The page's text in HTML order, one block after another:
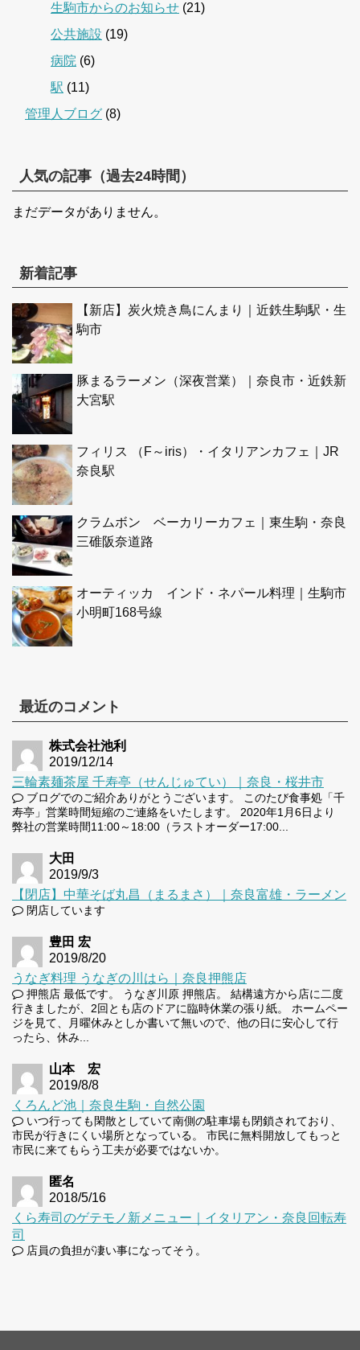
生駒市からのお知らせ (21)
公共施設 (19)
病院 (6)
駅 (11)
管理人ブログ (8)
人気の記事（過去24時間）
まだデータがありません。
新着記事
【新店】炭火焼き鳥にんまり｜近鉄生駒駅・生
駒市
豚まるラーメン（深夜営業）｜奈良市・近鉄新
大宮駅
フィリス （F～iris）・イタリアンカフェ｜JR
奈良駅
クラムボン ベーカリーカフェ｜東生駒・奈良
三碓阪奈道路
オーティッカ インド・ネパール料理｜生駒市
小明町168号線
最近のコメント
株式会社池利
2019/12/14
三輪素麺茶屋 千寿亭（せんじゅてい）｜奈良・桜井市
ブログでのご紹介ありがとうございます。 このたび食事処「千
寿亭」営業時間短縮のご連絡をいたします。 2020年1月6日より
弊社の営業時間11:00～18:00（ラストオーダー17:00...
大田
2019/9/3
【閉店】中華そば丸昌（まるまさ）｜奈良富雄・ラーメン
閉店しています
豊田 宏
2019/8/20
うなぎ料理 うなぎの川はら｜奈良押熊店
押熊店 最低です。 うなぎ川原 押熊店。 結構遠方から店に二度
行きましたが、2回とも店のドアに臨時休業の張り紙。 ホームペー
ジを見て、月曜休みとしか書いて無いので、他の日に安心して行
ったら、休み...
山本 宏
2019/8/8
くろんど池｜奈良生駒・自然公園
いつ行っても閑散としていて南側の駐車場も閉鎖されており、
市民が行きにくい場所となっている。 市民に無料開放してもっと
市民に来てもらう工夫が必要ではないか。
匿名
2018/5/16
くら寿司のゲテモノ新メニュー｜イタリアン・奈良回転寿
司
店員の負担が凄い事になってそう。